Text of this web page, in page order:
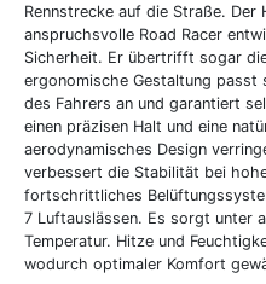
Rennstrecke auf die Straße. Der
anspruchsvolle Road Racer
Sicherheit. Er übertrifft sogar
ergonomische Gestaltung
des Fahrers an und garantiert
einen präzisen Halt und eine
aerodynamisches Design
verbessert die Stabilität bei
fortschrittliches
7 Luftauslässen. Es sorgt unter
Temperatur. Hitze und
wodurch optimaler Komfort